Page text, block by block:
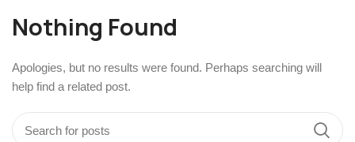
Nothing Found
Apologies, but no results were found. Perhaps searching will
help find a related post.